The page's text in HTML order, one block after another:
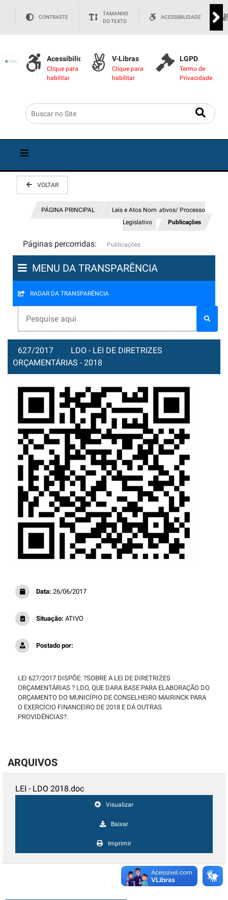
CONTRASTE
TAMANHO
DO TEXTO
ACESSIBILIDADE
Acessibilidade
Clique para
habilitar
V-Libras
Clique para
habilitar
LGPD
Termo de
Privacidade
VOLTAR
PÁGINA PRINCIPAL
Leis e Atos Normativos/ Processo
Legislativo
Publicações
Páginas percorridas: Publicações
MENU DA TRANSPARÊNCIA
RADAR DA TRANSPARÊNCIA
627/2017
LDO - LEI DE DIRETRIZES
ORÇAMENTÁRIAS - 2018
Data: 26/06/2017
Situação: ATIVO
Postado por:
LEI 627/2017 DISPÕE: ?SOBRE A LEI DE DIRETRIZES
ORÇAMENTÁRIAS ? LDO, QUE DARA BASE PARA ELABORAÇÃO DO
ORÇAMENTO DO MUNICÍPIO DE CONSELHEIRO MAIRINCK PARA
O EXERCÍCIO FINANCEIRO DE 2018 E DÁ OUTRAS
PROVIDÊNCIAS?.
ARQUIVOS
LEI - LDO 2018.doc
Visualizar
Baixar
Imprimir